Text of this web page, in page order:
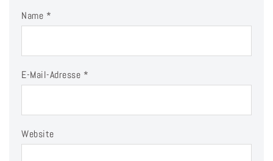
Name *
E-Mail-Adresse *
Website